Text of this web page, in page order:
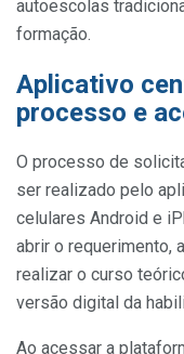
autoescolas
formação.
Aplicativo
processo e
O processo de
ser realizado pelo
celulares Android e
abrir o requerimento,
realizar o curso
versão digital da
Ao acessar a